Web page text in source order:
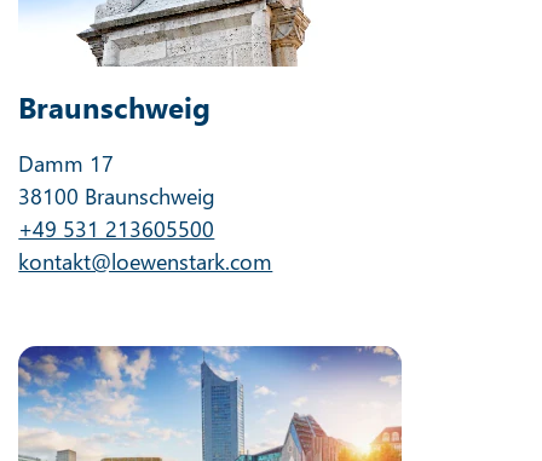
Braunschweig
Damm 17
38100 Braunschweig
+49 531 213605500
kontakt@loewenstark.com